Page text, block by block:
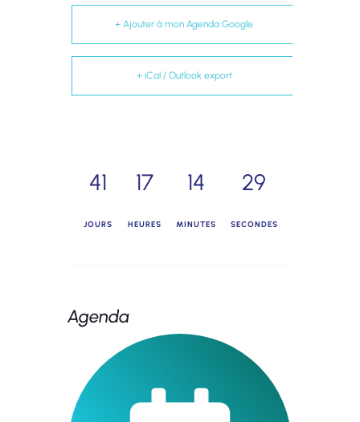
+ Ajouter à mon Agenda Google
+ iCal / Outlook export
41
JOURS
17
HEURES
14
MINUTES
29
SECONDES
Agenda